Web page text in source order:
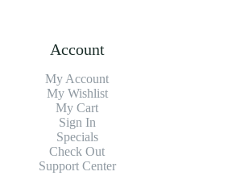
Account
My Account
My Wishlist
My Cart
Sign In
Specials
Check Out
Support Center